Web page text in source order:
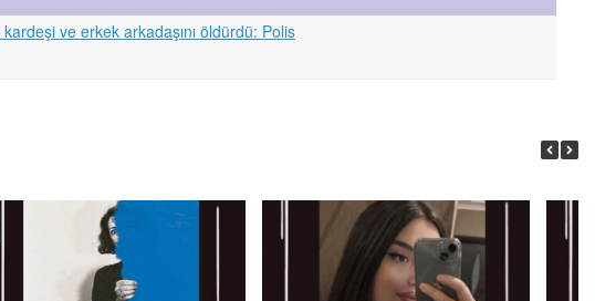
ve erkek arkadaşını öldürdü: Polis